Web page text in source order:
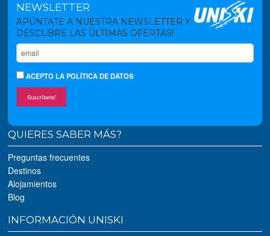
NEWSLETTER
APÚNTATE A NUESTRA NEWSLETTER Y
DESCUBRE LAS ÚLTIMAS OFERTAS!
ACEPTOLA POLÍTICA DE DATOS
Suscríbete!
QUIERES SABER MÁS?
Preguntas frecuentes
Destinos
Alojamientos
Blog
INFORMACIÓN UNISKI